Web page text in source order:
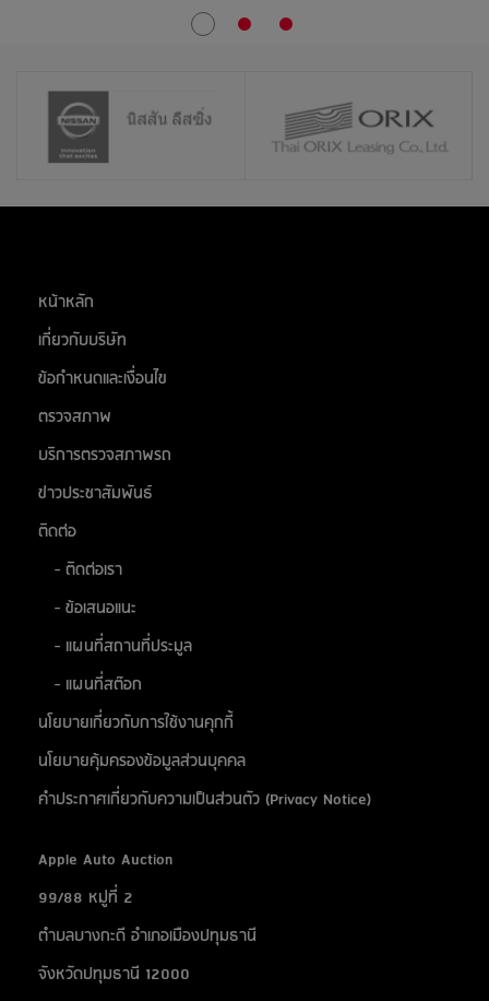
อยุธยาซิตี้พาร์ค จ.อยุธยา
สต๊อกแอพเพิล นครปฐม
ศูนย์การค้า ซีคอนสแควร์
31 สิงหาคม 2569
ห้างอู้ฟู่ จ.ขอนแก่น
ตลาด เอส มาร์เช่ (ตลาดยีราฟ) ระยอง
สต๊อกแอพเพิล สระบุรี
ติวานนท์
หน้าหลัก
เกี่ยวกับบริษัท
ข้อกำหนดและเงื่อนไข
ตรวจสภาพ
บริการตรวจสภาพรถ
ข่าวประชาสัมพันธ์
ติดต่อ
- ติดต่อเรา
- ข้อเสนอแนะ
- แผนที่สถานที่ประมูล
- แผนที่สต๊อก
นโยบายเกี่ยวกับการใช้งานคุกกี้
นโยบายคุ้มครองข้อมูลส่วนบุคคล
คำประกาศเกี่ยวกับความเป็นส่วนตัว (Privacy Notice)
Apple Auto Auction
99/88 หมู่ที่ 2
ตำบลบางกะดี อำเภอเมืองปทุมธานี
จังหวัดปทุมธานี 12000